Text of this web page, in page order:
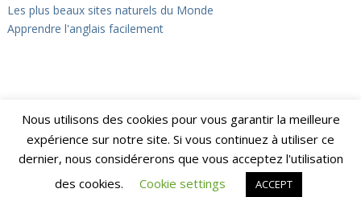
Les plus beaux sites naturels du Monde
Apprendre l'anglais facilement
NotrebellefranceCopyright © 2026. Back to Top ↑
Nous utilisons des cookies pour vous garantir la meilleure
expérience sur notre site. Si vous continuez à utiliser ce
dernier, nous considérerons que vous acceptez l'utilisation
des cookies.
Cookie settings ACCEPT